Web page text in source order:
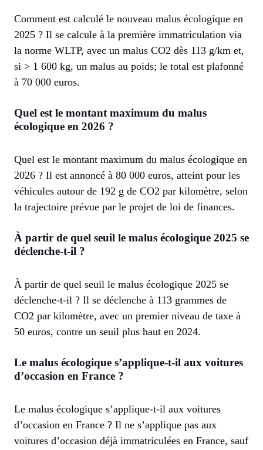
Comment est calculé le nouveau malus écologique en
2025 ? Il se calcule à la première immatriculation via
la norme WLTP, avec un malus CO2 dès 113 g/km et,
si > 1 600 kg, un malus au poids; le total est plafonné
à 70 000 euros.
Quel est le montant maximum du malus
écologique en 2026 ?
Quel est le montant maximum du malus écologique en
2026 ? Il est annoncé à 80 000 euros, atteint pour les
véhicules autour de 192 g de CO2 par kilomètre, selon
la trajectoire prévue par le projet de loi de finances.
À partir de quel seuil le malus écologique 2025 se
déclenche-t-il ?
À partir de quel seuil le malus écologique 2025 se
déclenche-t-il ? Il se déclenche à 113 grammes de
CO2 par kilomètre, avec un premier niveau de taxe à
50 euros, contre un seuil plus haut en 2024.
Le malus écologique s’applique-t-il aux voitures
d’occasion en France ?
Le malus écologique s’applique-t-il aux voitures
d’occasion en France ? Il ne s’applique pas aux
voitures d’occasion déjà immatriculées en France, sauf